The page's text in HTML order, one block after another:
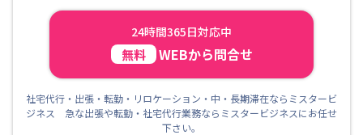
24時間365日対応中
無料 WEBから問合せ
社宅代行・出張・転勤・リロケーション・中・長期滞在ならミスタービ
ジネス 急な出張や転勤・社宅代行業務ならミスタービジネスにお任せ
下さい。